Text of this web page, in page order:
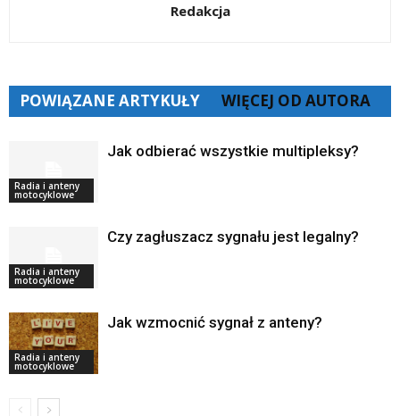
Redakcja
POWIĄZANE ARTYKUŁY WIĘCEJ OD AUTORA
Radia i anteny
motocyklowe
Jak odbierać wszystkie multipleksy?
Radia i anteny
motocyklowe
Czy zagłuszacz sygnału jest legalny?
Radia i anteny
motocyklowe
Jak wzmocnić sygnał z anteny?